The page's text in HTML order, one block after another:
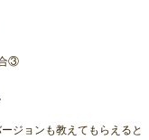
③
ジョンも教えてもらえると